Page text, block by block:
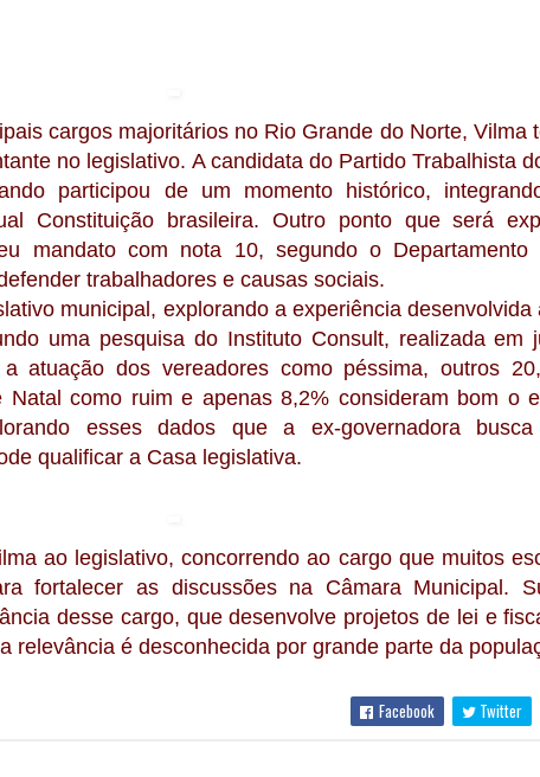
cargos majoritários no Rio Grande do Norte, Vilma
no legislativo. A candidata do Partido Trabalhista
participou de um momento histórico,
Constituição brasileira. Outro ponto que será
mandato com nota 10, segundo o Departamento
trabalhadores e causas sociais.
municipal, explorando a experiência desenvolvida
uma pesquisa do Instituto Consult, realizada em
atuação dos vereadores como péssima, outros
como ruim e apenas 8,2% consideram bom o
esses dados que a ex-governadora
qualificar a Casa legislativa.
ao legislativo, concorrendo ao cargo que muitos
fortalecer as discussões na Câmara Municipal.
desse cargo, que desenvolve projetos de lei e
relevância é desconhecida por grande parte da
Facebook Twitter